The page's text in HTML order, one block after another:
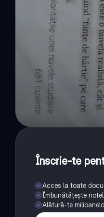
Înscrie-te
Acces la toate
Îmbunătățește
Alătură-te